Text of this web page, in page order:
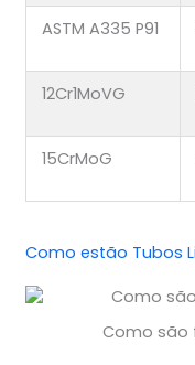
ASTM A335 P91
12Cr1MoVG
15CrMoG
Como estão Tubos
Como são